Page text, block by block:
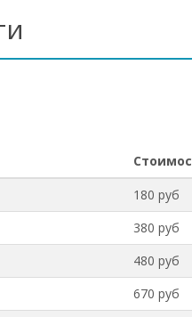
180 руб
380 руб
480 руб
670 руб